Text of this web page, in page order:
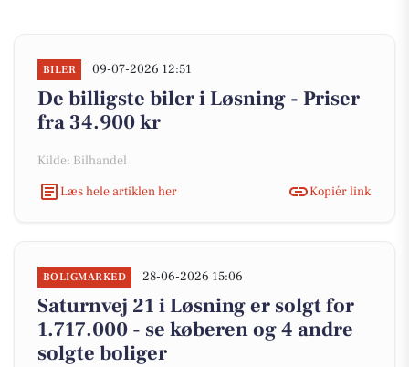
BILER 09-07-2026 12:51
De billigste biler i Løsning - Priser
fra 34.900 kr
Kilde: Bilhandel
Læs hele artiklen her
Kopiér link
BOLIGMARKED 28-06-2026 15:06
Saturnvej 21 i Løsning er solgt for
1.717.000 - se køberen og 4 andre
solgte boliger